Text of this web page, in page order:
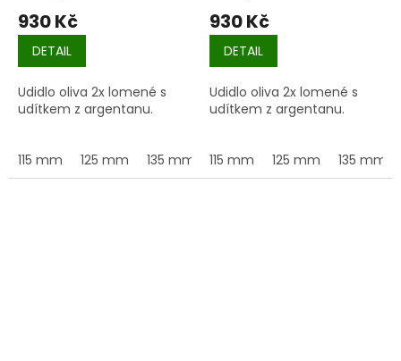
930 Kč
DETAIL
Udidlo oliva 2x lomené s
udítkem z argentanu.
115 mm 125 mm 135 mm 145 mm 155 mm
930 Kč
DETAIL
Udidlo oliva 2x lomené s
udítkem z argentanu.
115 mm 125 mm 135 mm